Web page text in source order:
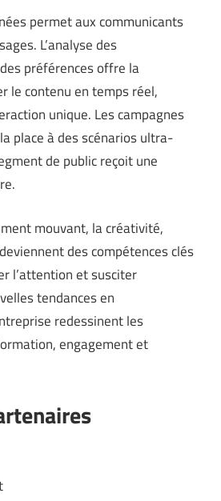
permet aux communicants
L’analyse des
préférences offre la
le contenu en temps réel,
unique. Les campagnes
place à des scénarios ultra-
de public reçoit une
mouvant, la créativité,
des compétences clés
l’attention et susciter
tendances en
redessinent les
engagement et